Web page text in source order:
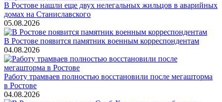
В Ростове нашли еще двух нелегальных жильцов в аварийных
домах на Станиславского
05.08.2026
В Ростове появится памятник военным корреспондентам
04.08.2026
Работу трамваев полностью восстановили после мегашторма
в Ростове
04.08.2026